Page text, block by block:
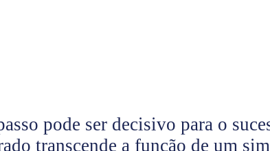
pode ser decisivo para o
transcende a função de um